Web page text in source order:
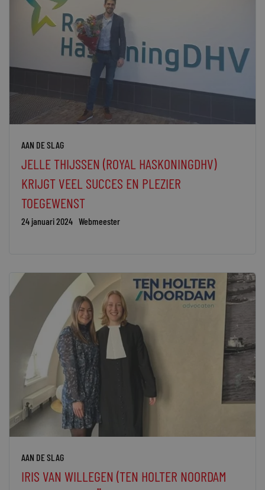
AAN DE SLAG
JELLE THIJSSEN (ROYAL HASKONINGDHV)
KRIJGT VEEL SUCCES EN PLEZIER
TOEGEWENST
24 januari 2024 Webmeester
AAN DE SLAG
IRIS VAN WILLEGEN (TEN HOLTER NOORDAM